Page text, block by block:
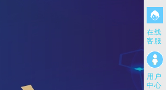
在线
客服
用户
中心